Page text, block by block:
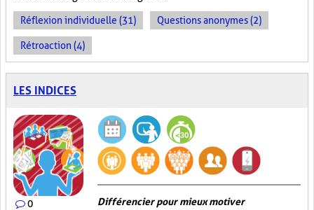
Réflexion individuelle (31) Questions anonymes (2)
Rétroaction (4)
LES INDICES
0 Différencier pour mieux motiver